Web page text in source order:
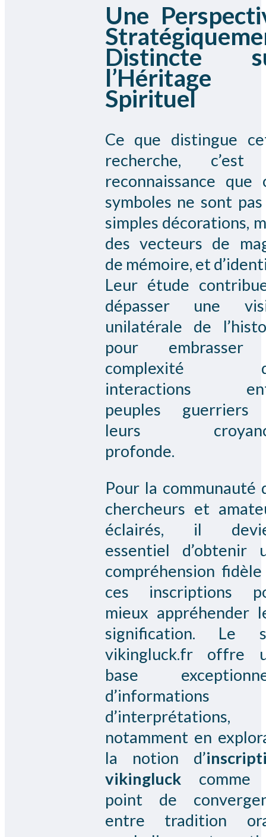
Une
Distincte
l’Héritage
Spirituel
Ce que distingue
recherche,
reconnaissance que
symboles ne sont
simples décorations,
des vecteurs de
de mémoire, et
Leur étude
dépasser une
unilatérale de
pour
complexité
interactions
peuples
leurs
profonde.
Pour la communauté
chercheurs et
éclairés, il
essentiel d’obtenir
compréhension
ces inscriptions
mieux appréhender
signification. Le
vikingluck.fr offre
base
d’informations
d’interprétations,
notamment en
la notion d’
vikingluckcomme
point de
entre tradition